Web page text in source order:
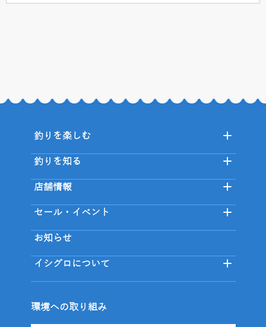
釣りを楽しむ
釣りを知る
店舗情報
セール・イベント
お知らせ
イシグロについて
環境への取り組み